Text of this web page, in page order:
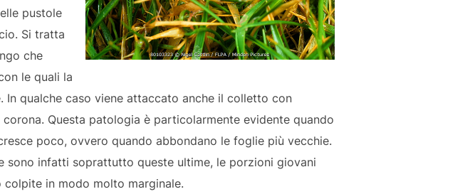
pustole
Si tratta
che
le quali la
In qualche caso viene attaccato anche il colletto con
corona. Questa patologia è particolarmente evidente quando
poco, ovvero quando abbondano le foglie più vecchie.
sono infatti soprattutto queste ultime, le porzioni giovani
colpite in modo molto marginale.